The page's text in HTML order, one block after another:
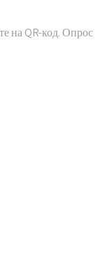
на QR-код. Опрос